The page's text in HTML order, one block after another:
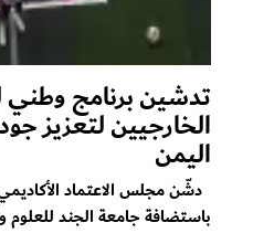
تدشين برنامج وطني
الخارجيين لتعزيز
اليمن
دشّن مجلس الاعتماد
باستضافة جامعة الجند للعلوم